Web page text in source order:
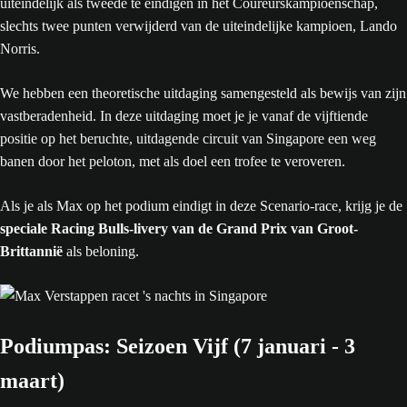
uiteindelijk als tweede te eindigen in het Coureurskampioenschap,
slechts twee punten verwijderd van de uiteindelijke kampioen, Lando
Norris.
We hebben een theoretische uitdaging samengesteld als bewijs van zijn
vastberadenheid. In deze uitdaging moet je je vanaf de vijftiende
positie op het beruchte, uitdagende circuit van Singapore een weg
banen door het peloton, met als doel een trofee te veroveren.
Als je als Max op het podium eindigt in deze Scenario-race, krijg je de
speciale Racing Bulls-livery van de Grand Prix van Groot-
Brittannië als beloning.
Podiumpas: Seizoen Vijf (7 januari - 3
maart)